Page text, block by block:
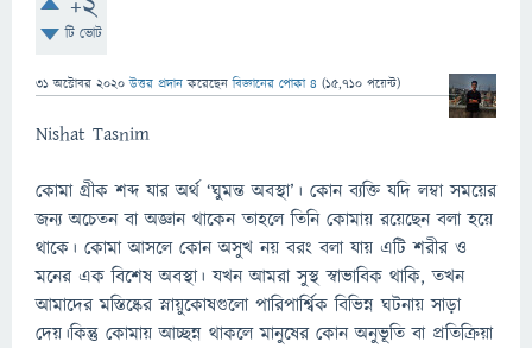
টি ভোট
31 অক্টোবর 2020 উত্তর প্রদান করেছেনবিজ্ঞানের পোকা ৪ (15,710 পয়েন্ট)
Nishat Tasnim
কোমা গ্রীক শব্দ যার অর্থ ‘ঘুমন্ত অবস্থা’। কোন ব্যক্তি যদি লম্বা সময়ের
জন্য অচেতন বা অজ্ঞান থাকেন তাহলে তিনি কোমায় রয়েছেন বলা হয়ে
থাকে। কোমা আসলে কোন অসুখ নয় বরং বলা যায় এটি শরীর ও
মনের এক বিশেষ অবস্থা। যখন আমরা সুস্থ স্বাভাবিক থাকি, তখন
আমাদের মস্তিষ্কের স্নায়ুকোষগুলো পারিপার্শ্বিক বিভিন্ন ঘটনায় সাড়া
দেয়।কিন্তু কোমায় আচ্ছন্ন থাকলে মানুষের কোন অনুভূতি বা প্রতিক্রিয়া